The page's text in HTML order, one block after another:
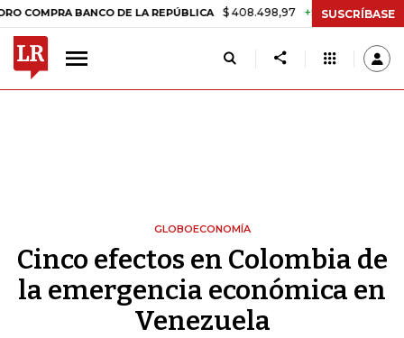
BANCO DE LA REPÚBLICA $ 408.498,97 +$ 8.753,81 +2,19%
SUSCRÍBASE
GLOBOECONOMÍA
Cinco efectos en Colombia de
la emergencia económica en
Venezuela